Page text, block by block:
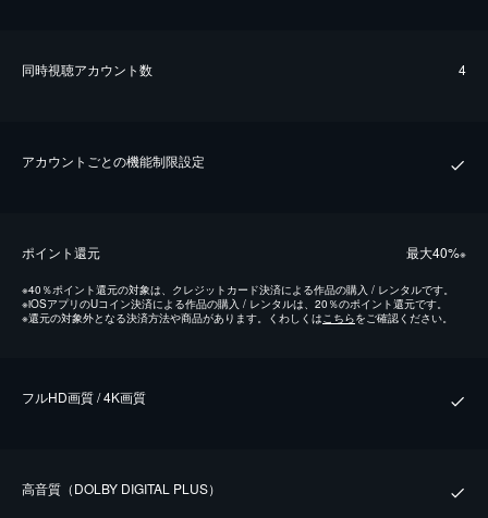
同時視聴アカウント数 4
アカウントごとの機能制限設定
ポイント還元 最⼤40%※
※40％ポイント還元の対象は、クレジットカード決済による作品の購入 / レンタルです。
※iOSアプリのUコイン決済による作品の購入 / レンタルは、20％のポイント還元です。
※還元の対象外となる決済方法や商品があります。くわしくはこちらをご確認ください。
フルHD画質 / 4K画質
⾼⾳質（DOLBY DIGITAL PLUS）